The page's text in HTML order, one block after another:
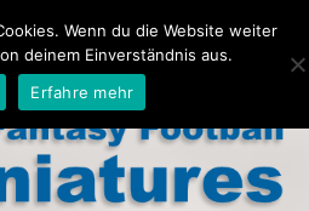
Wenn du die Website weiter
deinem Einverständnis aus.
Erfahre mehr